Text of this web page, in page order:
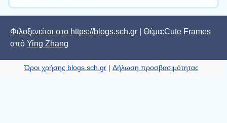
Φιλοξενείται στο https://blogs.sch.gr | Θέμα:Cute Frames
από Ying Zhang
Όροι χρήσης blogs.sch.gr |Δήλωση προσβασιμότητας